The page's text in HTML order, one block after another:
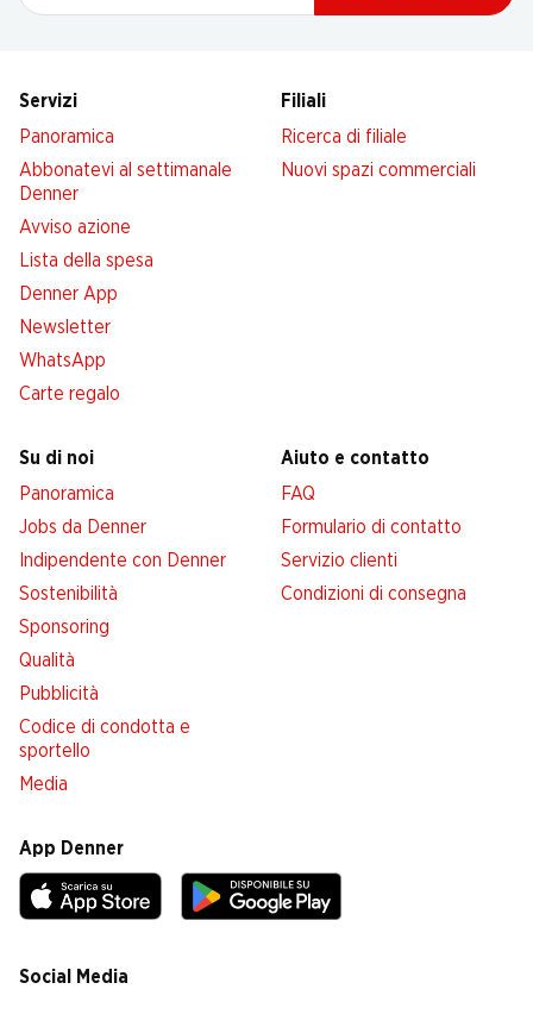
Servizi
Panoramica
Abbonatevi al settimanale
Denner
Avviso azione
Lista della spesa
Denner App
Newsletter
WhatsApp
Carte regalo
Filiali
Ricerca di filiale
Nuovi spazi commerciali
Su di noi
Panoramica
Jobs da Denner
Indipendente con Denner
Sostenibilità
Sponsoring
Qualità
Pubblicità
Codice di condotta e
sportello
Media
Aiuto e contatto
FAQ
Formulario di contatto
Servizio clienti
Condizioni di consegna
App Denner
Social Media